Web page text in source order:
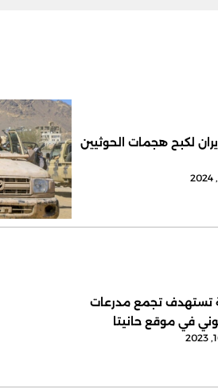
لكبح هجمات الحوثيين
تستهدف تجمع مدرعات
في موقع حانيتا